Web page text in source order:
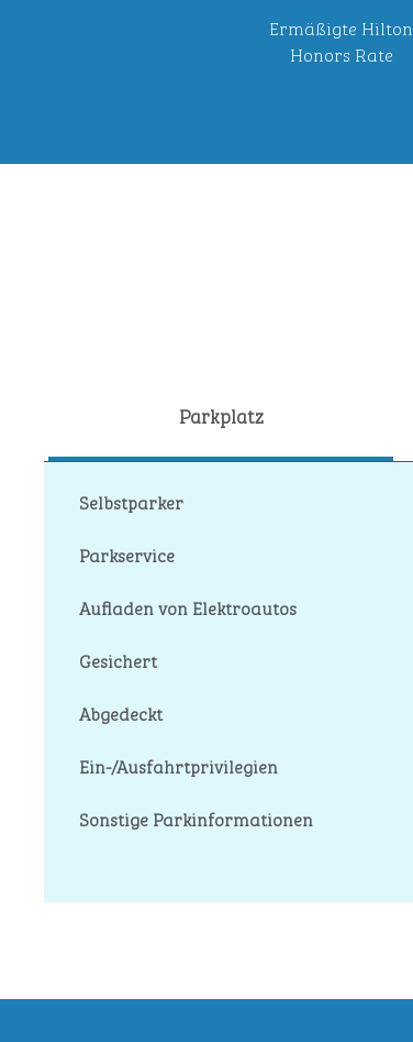
Ermäßigte Hilton
Honors Rate
Parkplatz
Selbstparker
Parkservice
Aufladen von Elektroautos
Gesichert
Abgedeckt
Ein-/Ausfahrtprivilegien
Sonstige Parkinformationen